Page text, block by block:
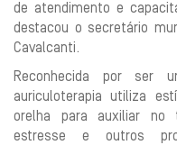
de atendimento e
destacou o secretário
Cavalcanti.
Reconhecida por ser
auriculoterapia utiliza
orelha para auxiliar no
estresse e outros